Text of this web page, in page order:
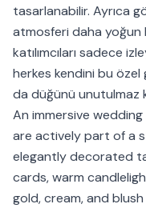
tasarlanabilir. Ayrıca
atmosferi daha yoğun
katılımcıları sadece
herkes kendini bu özel
da düğünü unutulmaz
An immersive
are actively part of a
elegantly decorated
cards, warm
gold, cream, and